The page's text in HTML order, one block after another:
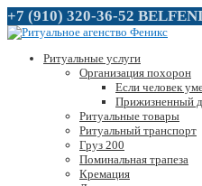
+7 (910) 320-36-52
Ритуальные услуги
Организация похорон
Если человек
Прижизненный
Ритуальные товары
Ритуальный транспорт
Груз 200
Поминальная трапеза
Кремация